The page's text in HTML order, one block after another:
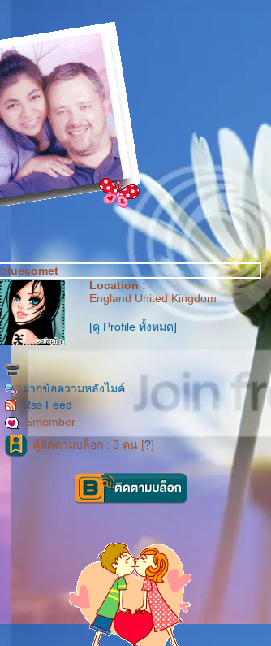
bluecomet
Location :
England United Kingdom
[ดู Profile ทั้งหมด]
ฝากข้อความหลังไมค์
Rss Feed
Smember
ผู้ติดตามบล็อก : 3 คน [?]